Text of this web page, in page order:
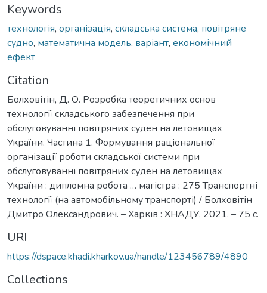
Keywords
технологія, організація, складська система, повітряне
судно, математична модель, варіант, економічний
ефект
Citation
Болховітін, Д. О. Розробка теоретичних основ
технології складського забезпечення при
обслуговуванні повітряних суден на летовищах
України. Частина 1. Формування раціональної
організації роботи складської системи при
обслуговуванні повітряних суден на летовищах
України : дипломна робота … магістра : 275 Транспортні
технології (на автомобільному транспорті) / Болховітін
Дмитро Олександрович. – Харків : ХНАДУ, 2021. – 75 с.
URI
https://dspace.khadi.kharkov.ua/handle/123456789/4890
Collections